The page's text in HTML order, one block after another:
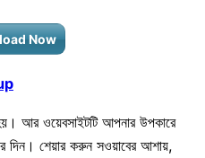
Now
আর ওয়েবসাইটটি আপনার উপকারে
দিন। শেয়ার করুন সওয়াবের আশায়,